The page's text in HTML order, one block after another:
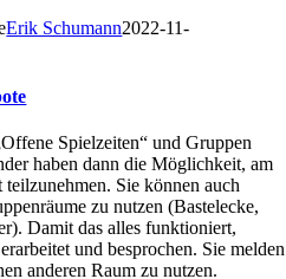
Erik Schumann2022-11-
Spielzeiten“ undGruppen
haben danndie Möglichkeit, am
teilzunehmen. Sie können auch
zu nutzen (Bastelecke,
Damit das alles funktioniert,
und besprochen. Sie melden
anderen Raumzu nutzen.